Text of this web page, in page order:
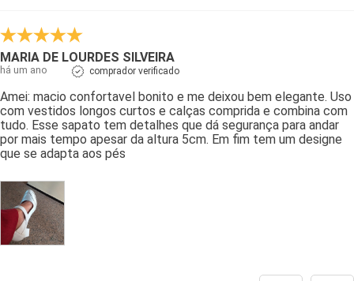
MARIA DE LOURDES SILVEIRA
há um ano comprador verificado
Amei: macio confortavel bonito e me deixou bem elegante. Uso
com vestidos longos curtos e calças comprida e combina com
tudo. Esse sapato tem detalhes que dá segurança para andar
por mais tempo apesar da altura 5cm. Em fim tem um designe
que se adapta aos pés